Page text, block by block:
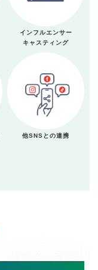
インフルエンサー
キャスティング
他SNSとの連携